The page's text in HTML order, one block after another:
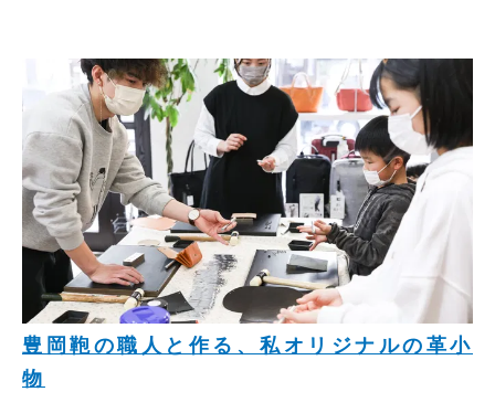
豊岡鞄の職人と作る、私オリジナルの革小
物